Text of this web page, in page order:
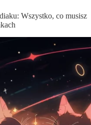
Wszystko, co musisz